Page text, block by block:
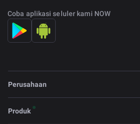
Coba aplikasi seluler kami NOW
Perusahaan
Produk